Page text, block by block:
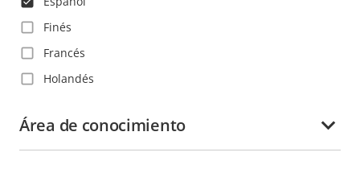
Canadá
Finés
Francés
Holandés
Italiano
Japonés
Área de conocimiento